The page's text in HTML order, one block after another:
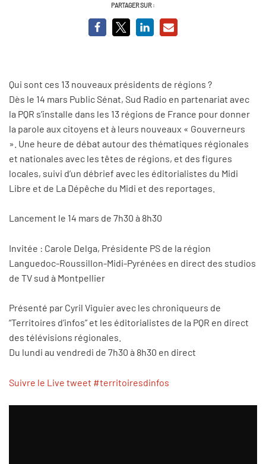
PARTAGER SUR :
Qui sont ces 13 nouveaux présidents de régions ?
Dès le 14 mars Public Sénat, Sud Radio en partenariat avec
la PQR s’installe dans les 13 régions de France pour donner
la parole aux citoyens et à leurs nouveaux « Gouverneurs
». Une heure de débat autour des thématiques régionales
et nationales avec les têtes de régions, et des figures
locales, suivi d’un débrief avec les éditorialistes du Midi
Libre et de La Dépêche du Midi et des reportages.
Lancement le 14 mars de 7h30 à 8h30
Invitée : Carole Delga, Présidente PS de la région
Languedoc-Roussillon-Midi-Pyrénées en direct des studios
de TV sud à Montpellier
Présenté par Cyril Viguier avec les chroniqueurs de
“Territoires d’infos” et les éditorialistes de la PQR en direct
des télévisions régionales.
Du lundi au vendredi de 7h30 à 8h30 en direct
Suivre le Live tweet #territoiresdinfos